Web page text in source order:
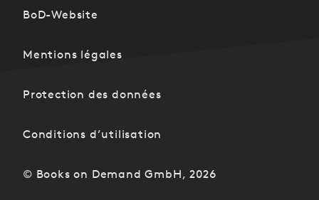
© Books on Demand GmbH, 2026
BoD-Website
Mentions légales
Protection des données
Conditions d’utilisation